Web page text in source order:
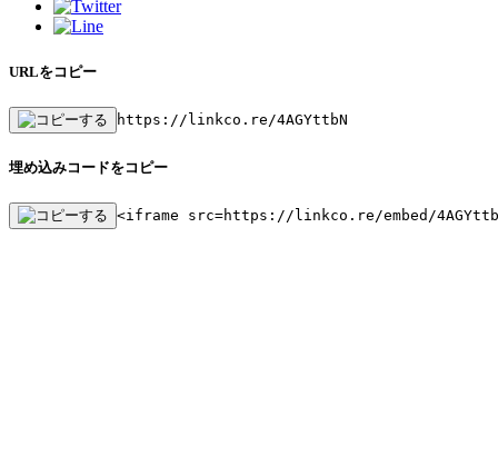
URLをコピー
https://linkco.re/4AGYttbN
埋め込みコードをコピー
<iframe src=https://linkco.re/embed/